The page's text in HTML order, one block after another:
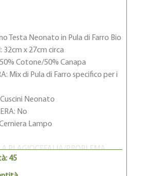
Testa Neonato in Pula di Farro Bio
32cm x 27cm circa
Cotone/50% Canapa
Mix di Pula di Farro specifico per i
Cuscini Neonato
No
Lampo
PLAGIOCEFALIA/PROBLEMA
- Cuscino in Pula di Farro
anti testa piatta - Questo
45